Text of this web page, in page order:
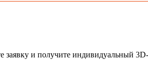
заявку и получите индивидуальный